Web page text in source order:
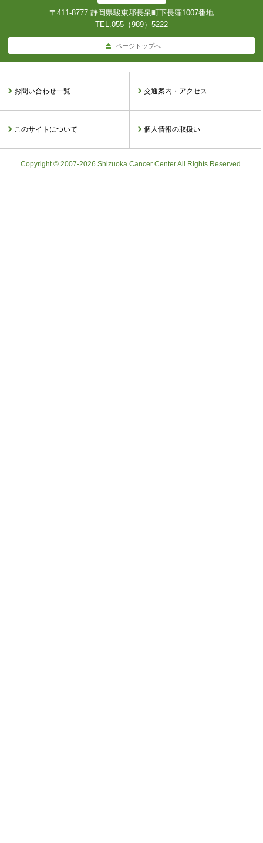
〒411-8777 静岡県駿東郡長泉町下長窪1007番地
TEL.055（989）5222
ページトップへ
お問い合わせ一覧 交通案内・アクセス
このサイトについて 個人情報の取扱い
Copyright © 2007-2026 Shizuoka Cancer Center All Rights Reserved.